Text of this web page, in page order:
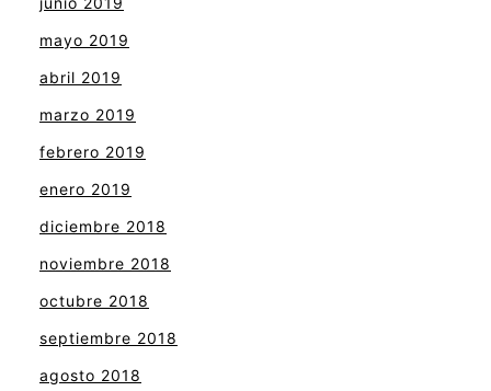
mayo 2019
abril 2019
marzo 2019
febrero 2019
enero 2019
diciembre 2018
noviembre 2018
octubre 2018
septiembre 2018
agosto 2018